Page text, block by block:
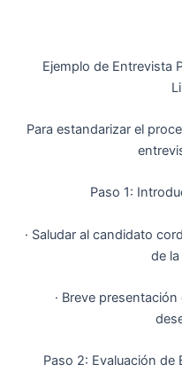
Ejemplo de Entrevista
Para estandarizar el
Paso 1:
· Saludar al candidato
de
· Breve
Paso 2: Evaluación